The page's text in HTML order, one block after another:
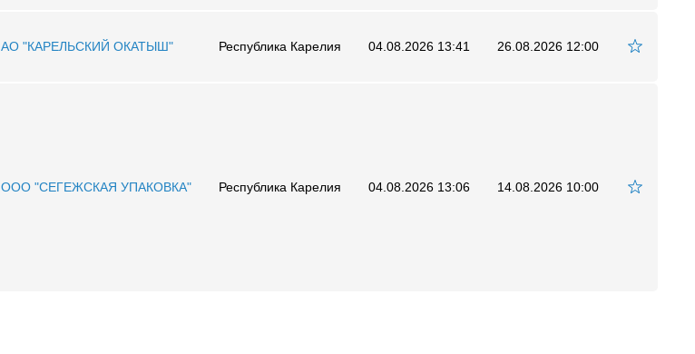
АО "КАРЕЛЬСКИЙ ОКАТЫШ" Республика Карелия 04.08.2026 13:41 26.08.2026 12:00
ООО "СЕГЕЖСКАЯ УПАКОВКА" Республика Карелия 04.08.2026 13:06 14.08.2026 10:00